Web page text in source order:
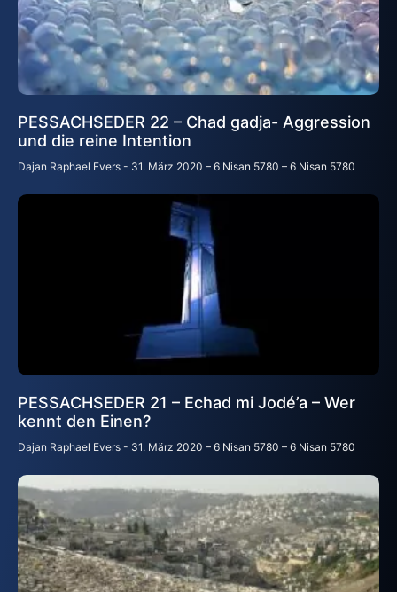
PESSACHSEDER 22 – Chad gadja- Aggression
und die reine Intention
Dajan Raphael Evers 31. März 2020 – 6 Nisan 5780 – 6 Nisan 5780
PESSACHSEDER 21 – Echad mi Jodé’a – Wer
kennt den Einen?
Dajan Raphael Evers 31. März 2020 – 6 Nisan 5780 – 6 Nisan 5780